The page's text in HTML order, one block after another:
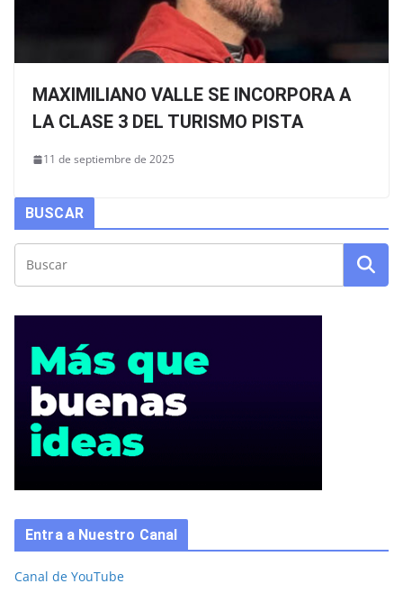
MAXIMILIANO VALLE SE INCORPORA A
LA CLASE 3 DEL TURISMO PISTA
11 de septiembre de 2025
BUSCAR
Entra a Nuestro Canal
Canal de YouTube